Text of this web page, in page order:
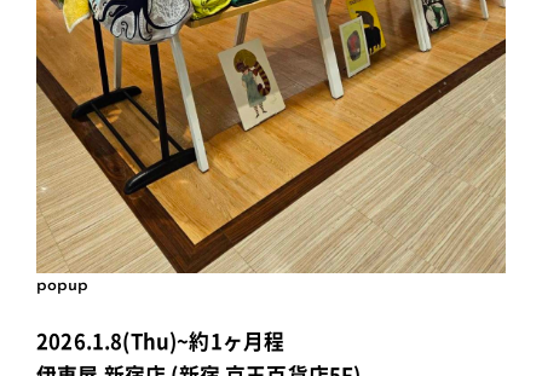
popup
2026.1.8(Thu)~約1ヶ月程